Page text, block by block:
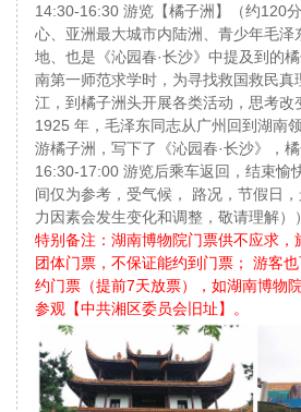
14:30-16:30 游览【橘子洲】（约120
心、亚洲最大城市内陆洲、青少年毛泽
地、也是《沁园春·长沙》中提及到的
南第一师范求学时，为寻找救国救民真
江，到橘子洲头开展各类活动，思考改
1925 年，毛泽东同志从广州回到湖南
游橘子洲，写下了《沁园春·长沙》，橘
16:30-17:00 游览后乘车返回，结束愉
间仅为参考，受气候， 路况，节假日
力因素会发生变化和调整，敬请理解））
特别备注：湖南博物院门票供不应求，
团体门票，不保证能约到门票； 游客
约门票（提前7天放票），如湖南博物
参观【中共湘区委员会旧址】。